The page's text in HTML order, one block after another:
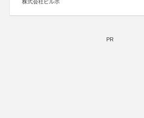
株式会社ビルボ
PR